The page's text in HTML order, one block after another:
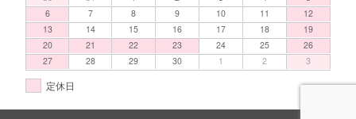
6
7 8 9 10 11
12
13
14 15 16 17 18
19
20
21 22 23 24 25
26
27
28 29 30 1 2 3
定休日